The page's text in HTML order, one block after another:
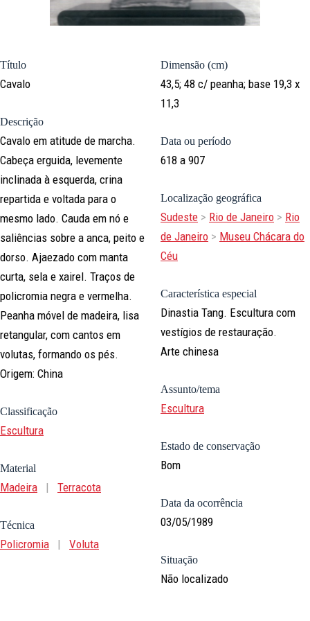
Título
Cavalo
Descrição
Cavalo em atitude de marcha.
Cabeça erguida, levemente
inclinada à esquerda, crina
repartida e voltada para o
mesmo lado. Cauda em nó e
saliências sobre a anca, peito e
dorso. Ajaezado com manta
curta, sela e xairel. Traços de
policromia negra e vermelha.
Peanha móvel de madeira, lisa
retangular, com cantos em
volutas, formando os pés.
Origem: China
Classificação
Escultura
Material
Madeira | Terracota
Técnica
Policromia | Voluta
Dimensão (cm)
43,5; 48 c/ peanha; base 19,3 x
11,3
Data ou período
618 a 907
Localização geográfica
Sudeste > Rio de Janeiro > Rio
de Janeiro > Museu Chácara do
Céu
Característica especial
Dinastia Tang. Escultura com
vestígios de restauração.
Arte chinesa
Assunto/tema
Escultura
Estado de conservação
Bom
Data da ocorrência
03/05/1989
Situação
Não localizado